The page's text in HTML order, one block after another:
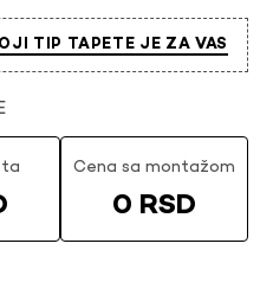
TIP TAPETE JE ZA VAS
Cena sa montažom
0 RSD